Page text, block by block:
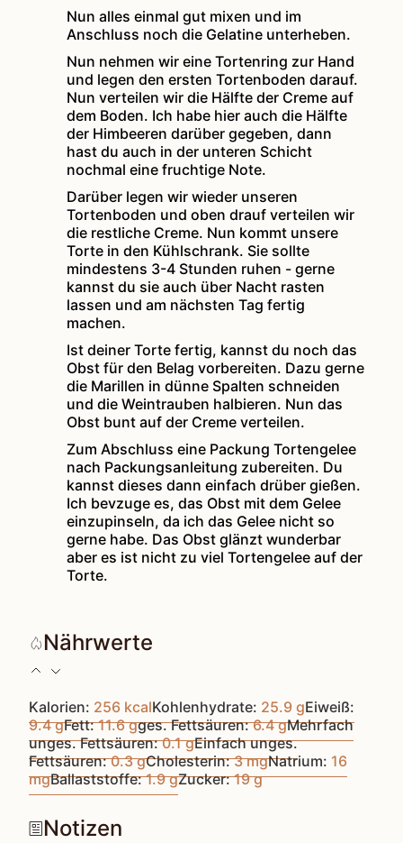
Nun alles einmal gut mixen und im
Anschluss noch die Gelatine unterheben.
Nun nehmen wir eine Tortenring zur Hand
und legen den ersten Tortenboden darauf.
Nun verteilen wir die Hälfte der Creme auf
dem Boden. Ich habe hier auch die Hälfte
der Himbeeren darüber gegeben, dann
hast du auch in der unteren Schicht
nochmal eine fruchtige Note.
Darüber legen wir wieder unseren
Tortenboden und oben drauf verteilen wir
die restliche Creme. Nun kommt unsere
Torte in den Kühlschrank. Sie sollte
mindestens 3-4 Stunden ruhen - gerne
kannst du sie auch über Nacht rasten
lassen und am nächsten Tag fertig
machen.
Ist deiner Torte fertig, kannst du noch das
Obst für den Belag vorbereiten. Dazu gerne
die Marillen in dünne Spalten schneiden
und die Weintrauben halbieren. Nun das
Obst bunt auf der Creme verteilen.
Zum Abschluss eine Packung Tortengelee
nach Packungsanleitung zubereiten. Du
kannst dieses dann einfach drüber gießen.
Ich bevzuge es, das Obst mit dem Gelee
einzupinseln, da ich das Gelee nicht so
gerne habe. Das Obst glänzt wunderbar
aber es ist nicht zu viel Tortengelee auf der
Torte.
Nährwerte
Kalorien: 256 kcalKohlenhydrate: 25.9 gEiweiß:
9.4 gFett:11.6 gges. Fettsäuren:6.4 gMehrfach
unges. Fettsäuren:0.1 gEinfach unges.
Fettsäuren:0.3 gCholesterin:3 mgNatrium: 16
mgBallaststoffe:1.9 gZucker:19 g
Notizen